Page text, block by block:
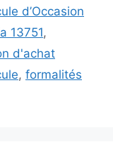
d’Occasion
13751,
d'achat
, formalités